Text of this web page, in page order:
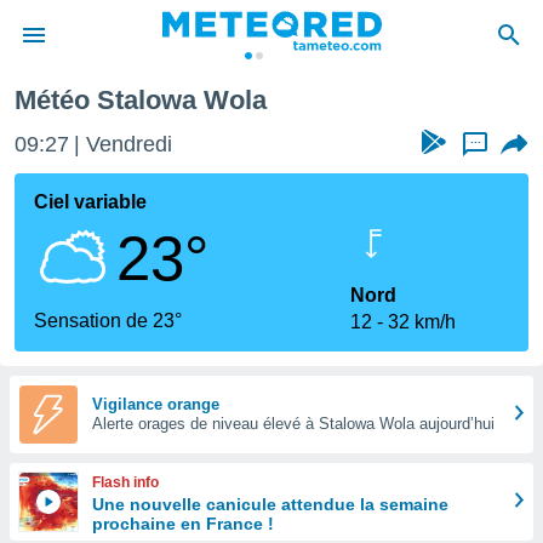
de
Météo Stalowa Wola
09:27 Vendredi ...
Ciel variable
23°
Sensation de 23°
Nord
12
32 km/h
Vigilance orange
Alerte orages de niveau élevé à Stalowa Wola aujourd’hui
Flash info
Une nouvelle canicule attendue la semaine
prochaine en France !